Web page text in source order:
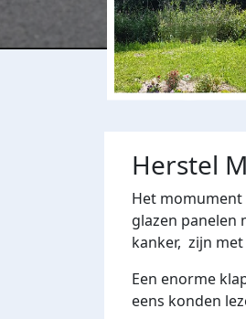
Herstel
Het momument
glazen panelen
kanker, zijn
Een enorme
eens konden